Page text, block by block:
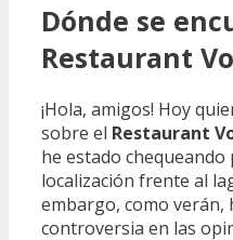
Dónde se
Restaurant
¡Hola, amigos! Hoy
sobre el Restaurant
he estado
localización frente al
embargo, como verán,
controversia en las